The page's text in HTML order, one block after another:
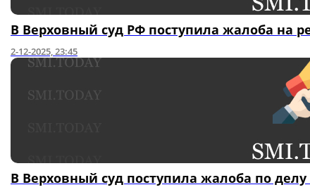
В Верховный суд РФ поступила жалоба на
2-12-2025, 23:45
В Верховный суд поступила жалоба по